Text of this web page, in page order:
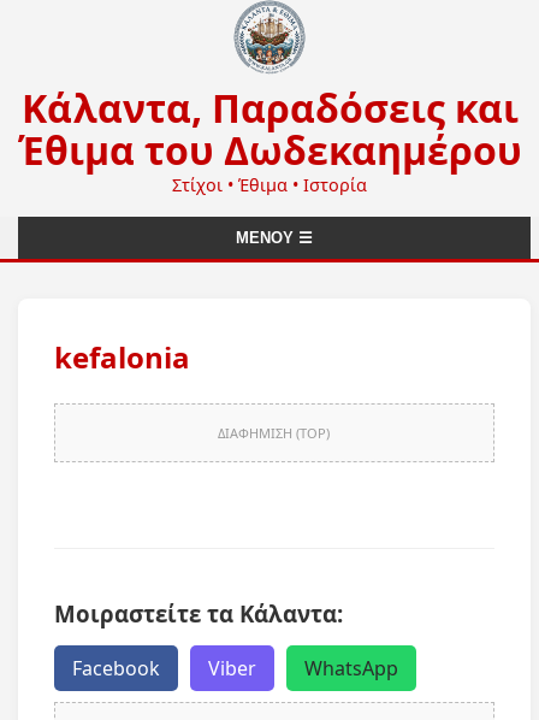
Κάλαντα, Παραδόσεις και
Έθιμα του Δωδεκαημέρου
Στίχοι • Έθιμα • Ιστορία
ΜΕΝΟΥ ☰
kefalonia
ΔΙΑΦΗΜΙΣΗ (TOP)
Μοιραστείτε τα Κάλαντα:
Facebook Viber WhatsApp